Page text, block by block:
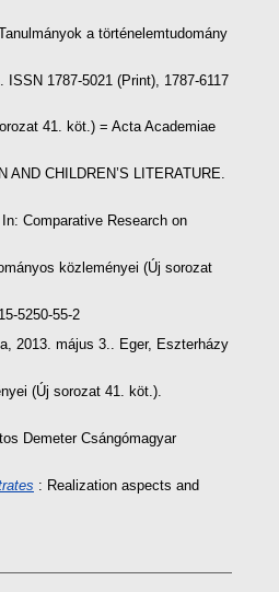
a történelemtudomány
1787-5021 (Print), 1787-6117
41. köt.) = Acta Academiae
CHILDREN’S LITERATURE.
In: Comparative Research on
közleményei (Új sorozat
5250-55-2
2013. május 3.. Eger, Eszterházy
(Új sorozat 41. köt.).
Demeter Csángómagyar
: Realization aspects and